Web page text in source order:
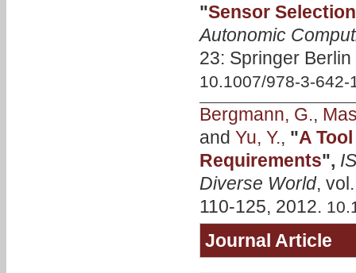
"Sensor
Autonomic
23: Springer
10.1007/978-3-642-
Bergmann, G.,
and Yu, Y., "A
Requirements",
Diverse World,
110-125, 2012.
Journal Article